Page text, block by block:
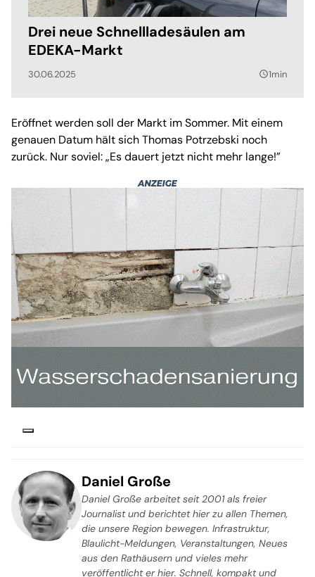
Drei neue Schnellladesäulen am
EDEKA-Markt
30.06.2025 query_builder1min
Eröffnet werden soll der Markt im Sommer. Mit einem
genauen Datum hält sich Thomas Potrzebski noch
zurück. Nur soviel: „Es dauert jetzt nicht mehr lange!”
Daniel Große
Daniel Große arbeitet seit 2001 als freier
Journalist und berichtet hier zu allen Themen,
die unsere Region bewegen. Infrastruktur,
Blaulicht-Meldungen, Veranstaltungen, Neues
aus den Rathäusern und vieles mehr
veröffentlicht er hier. Schnell, kompakt und